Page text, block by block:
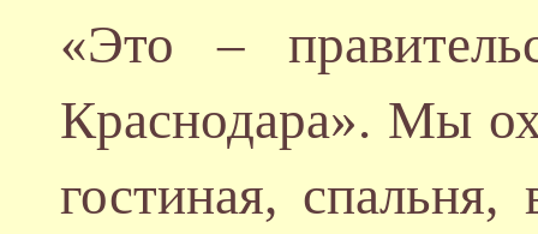
«Это –
Краснодара». Мы
гостиная,